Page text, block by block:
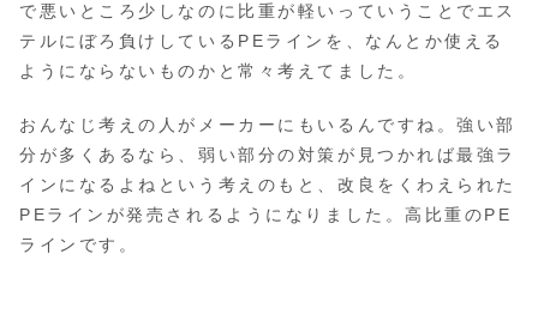
で悪いところ少しなのに比重が軽いっていうことでエス
テルにぼろ負けしているPEラインを、なんとか使える
ようにならないものかと常々考えてました。
おんなじ考えの人がメーカーにもいるんですね。強い部
分が多くあるなら、弱い部分の対策が見つかれば最強ラ
インになるよねという考えのもと、改良をくわえられた
PEラインが発売されるようになりました。高比重のPE
ラインです。